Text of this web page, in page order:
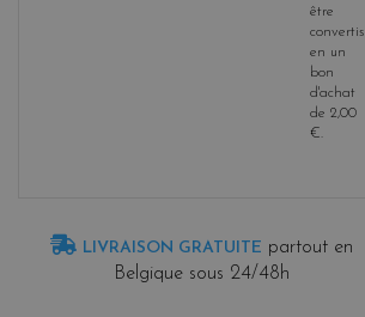
être
convertis
en un
bon
d'achat
de 2,00
€.
LIVRAISON GRATUITE partout en
Belgique sous 24/48h